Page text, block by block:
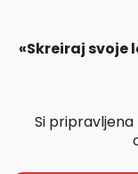
«Skreiraj svoje
Si